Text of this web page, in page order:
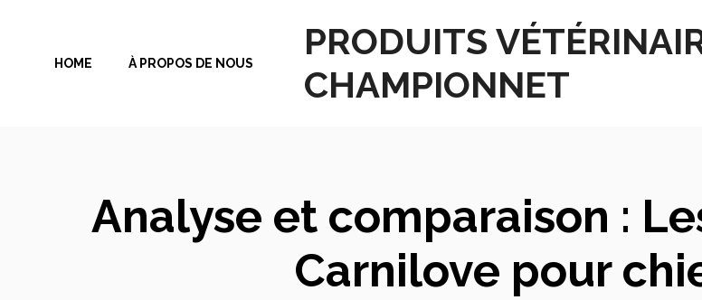
contenu
PRODUITS
CHAMPIONNET
HOME À PROPOS DE NOUS
Analyse et comparaison :
Carnilove pour